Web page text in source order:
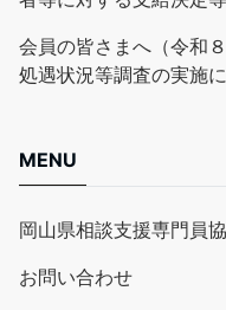
会員の皆さまへ（令和
処遇状況等調査の実施
MENU
岡山県相談支援専門員
お問い合わせ